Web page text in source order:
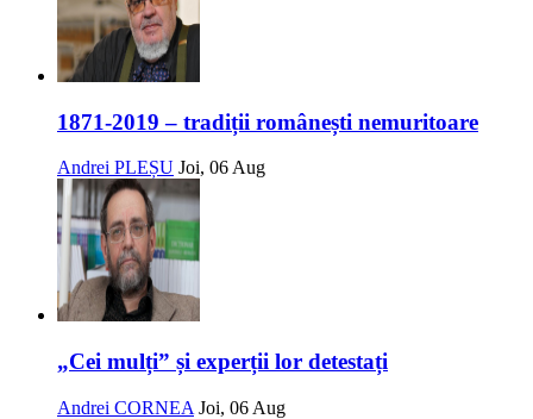
1871-2019 – tradiții românești nemuritoare
Andrei PLEȘU Joi, 06 Aug
„Cei mulți” și experții lor detestați
Andrei CORNEA Joi, 06 Aug